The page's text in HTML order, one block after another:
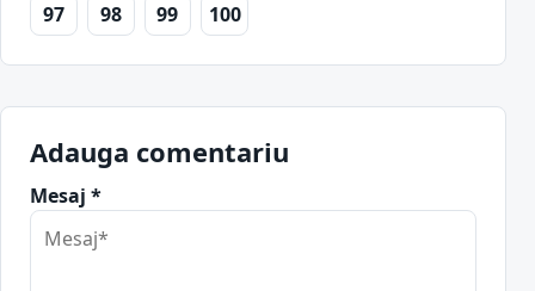
97
98 99 100
Adauga comentariu
Mesaj *